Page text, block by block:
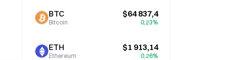
BTC
Bitcoin
$64 837,4
0,23%
ETH
Ethereum
$1 913,14
0,26%